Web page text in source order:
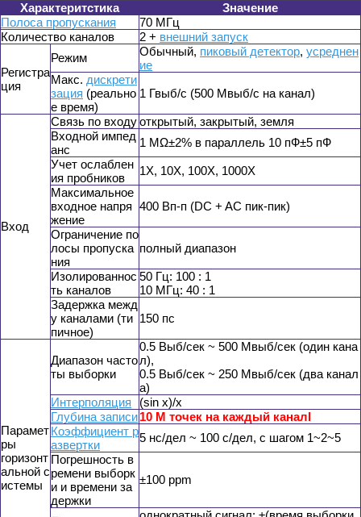
Характеритстика
Значение
Полоса пропускания
70 MГц
Количество каналов
2 + внешний запуск
Регистра
ция
Режим Обычный, пиковый детектор, усреднен
ие
Макс. дискрети
зация (реально
е время)
1 Гвыб/с (500 Mвыб/с на канал)
Вход
Связь по входуоткрытый, закрытый, земля
Входной импед
анс
1 MΩ±2% в параллель 10 пФ±5 пФ
Учет ослаблен
ия пробников
1X, 10X, 100X, 1000X
Максимальное
входное напря
жение
400 Вп-п (DC + AC пик-пик)
Ограничение по
лосы пропуска
ния
полный диапазон
Изолированнос
ть каналов
50 Гц: 100 : 1
10 МГц: 40 : 1
Задержка межд
у каналами (ти
пичное)
150 пс
Парамет
ры
горизонт
альной с
истемы
Диапазон часто
ты выборки
0.5 Выб/сек ~ 500 Mвыб/сек (один кана
л),
0.5 Выб/сек ~ 250 Mвыб/сек (два канал
а)
Интерполяция
(sin x)/x
Глубина записи10 M точек на каждый каналl
Коэффициент р
азвертки
5 нс/дел ~ 100 с/дел, с шагом 1~2~5
Погрешность в
ремени выборк
и и времени за
держки
±100 ppm